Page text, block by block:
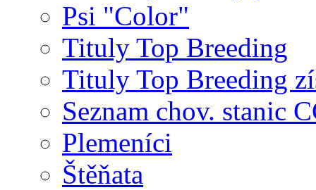
Psi "Color"
Tituly Top Breeding
Tituly Top Breeding
Seznam chov. stanic
Plemeníci
Štěňata